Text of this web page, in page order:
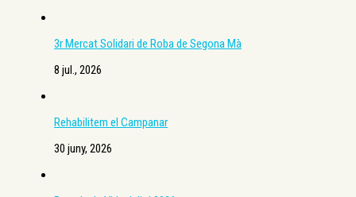
3r Mercat Solidari de Roba de Segona Mà
8 jul., 2026
Rehabilitem el Campanar
30 juny, 2026